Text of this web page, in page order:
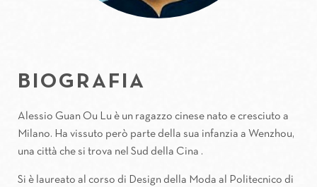
BIOGRAFIA
Alessio Guan Ou Lu è un ragazzo cinese nato e cresciuto a
Milano. Ha vissuto però parte della sua infanzia a Wenzhou,
una città che si trova nel Sud della Cina .
Si è laureato al corso di Design della Moda al Politecnico di